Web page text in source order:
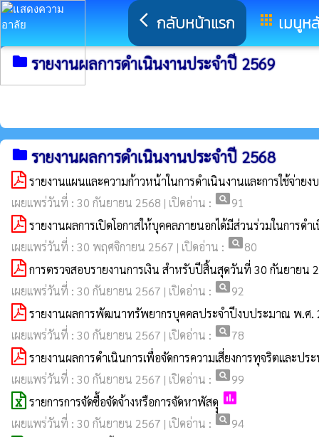
arrow_back_ios กลับหน้าแรก apps เมนูห
folder รายงานผลการดำเนินงานประจำปี 2569
folder รายงานผลการดำเนินงานประจำปี 2568
รายงานแผนและความก้าวหน้าในการดำเนินงานและการใช้จ่
เผยแพร่วันที่ : 30 กันยายน 2568 | เปิดอ่าน : pageview91
รายงานผลการเปิดโอกาสให้บุคคลภายนอกได้มีส่วนร่วมในการ
เผยแพร่วันที่ : 30 พฤศจิกายน 2567 | เปิดอ่าน : pageview80
การตรวจสอบรายงานการเงิน สำหรับปีสิ้นสุดวันที่ 30 กันยายน
เผยแพร่วันที่ : 30 กันยายน 2567 | เปิดอ่าน : pageview92
รายงานผลการพัฒนาทรัพยากรบุคคลประจำปีงบประมาณ พ.ศ.
เผยแพร่วันที่ : 30 กันยายน 2567 | เปิดอ่าน : pageview78
รายงานผลการดำเนินการเพื่อจัดการความเสี่ยงการทุจริตและ
เผยแพร่วันที่ : 30 กันยายน 2567 | เปิดอ่าน : pageview99
รายการการจัดซื้อจัดจ้างหรือการจัดหาพัสดุุ poll
เผยแพร่วันที่ : 30 กันยายน 2567 | เปิดอ่าน : pageview94